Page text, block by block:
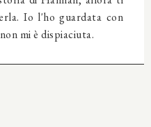
Io l'ho guardata con
mi è dispiaciuta.